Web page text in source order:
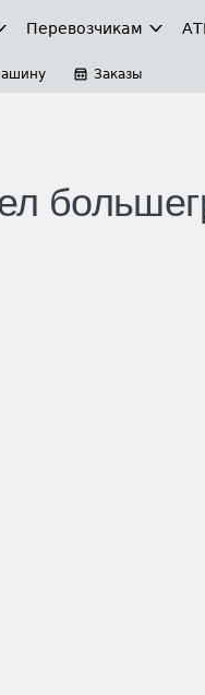
Перевозчикам
Заказы